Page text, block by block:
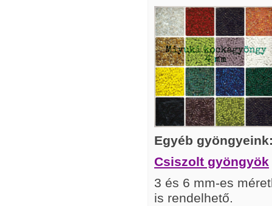
Egyéb
Csiszolt gyöngyök
3 és 6 mm-es
is rendelhető.